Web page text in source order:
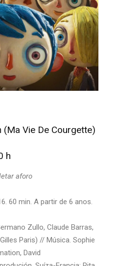
(Ma Vie De Courgette)
h
aforo
60 min. A partir de 6 anos.
Zullo, Claude Barras,
Paris) // Música. Sophie
David